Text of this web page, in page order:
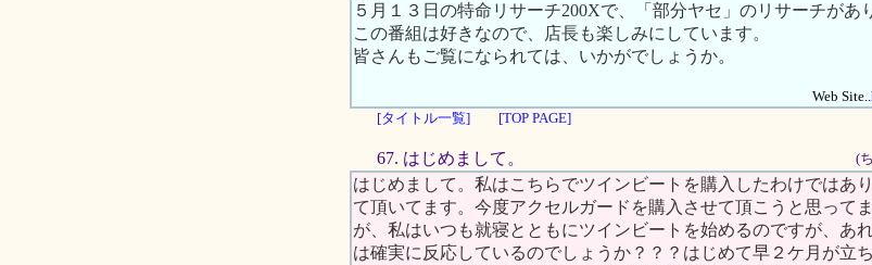
５月１３日の特命リサーチ200Xで、「部分ヤセ」のリサーチがあ
この番組は好きなので、店長も楽しみにしています。
皆さんもご覧になられては、いかがでしょうか。
Web Site..
[タイトル一覧]
[TOP PAGE]
67. はじめまして。 (
はじめまして。私はこちらでツインビートを購入したわけではあ
て頂いてます。今度アクセルガードを購入させて頂こうと思って
が、私はいつも就寝とともにツインビートを始めるのですが、あ
は確実に反応しているのでしょうか？？？はじめて早２ケ月が立